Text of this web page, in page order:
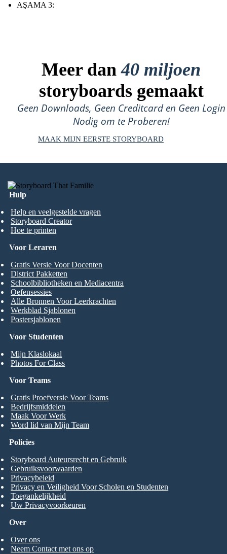
AŞAMA 3:
Meer dan40 miljoen
storyboards gemaakt
Geen Downloads, Geen Creditcard en Geen Login
Nodig om te Proberen!
MAAK MIJN EERSTE STORYBOARD
Hulp
Help en veelgestelde vragen
Storyboard Creator
Hoe te printen
Voor Studenten
Mijn Klaslokaal
Photos For Class
Voor Leraren
Gratis Versie Voor Docenten
District Pakketten
Schoolbibliotheken en Mediacentra
Oefensessies
Alle Bronnen Voor Leerkrachten
Werkblad Sjablonen
Postersjablonen
Voor Teams
Gratis Proefversie Voor Teams
Bedrijfsmiddelen
Maak Voor Werk
Word lid van Mijn Team
Over
Over ons
Neem Contact met ons op
Policies
Storyboard Auteursrecht en Gebruik
Gebruiksvoorwaarden
Privacybeleid
Privacy en Veiligheid Voor Scholen en Studenten
Toegankelijkheid
Uw Privacyvoorkeuren